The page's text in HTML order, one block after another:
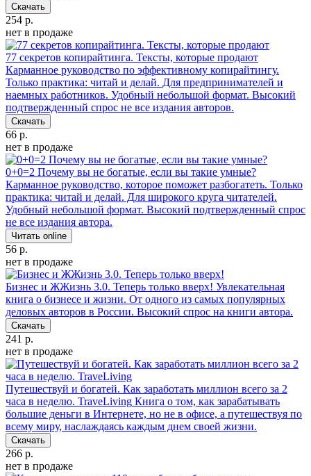
Скачать
254 р.
нет в продаже
77 секретов копирайтинга. Тексты, которые продают
Карманное руководство по эффективному копирайтингу.
Только практика: читай и делай. Для предпринимателей и
наемных работников. Удобный небольшой формат. Высокий
подтвержденный спрос не все издания авторов.
Скачать
66 р.
нет в продаже
0+0=2 Почему вы не богатые, если вы такие умные?
Карманное руководство, которое поможет разбогатеть. Только
практика: читай и делай. Для широкого круга читателей.
Удобный небольшой формат. Высокий подтвержденный спрос
не все издания автора.
Читать online
56 р.
нет в продаже
Бизнес и ЖЖизнь 3.0. Теперь только вверх! Увлекательная
книга о бизнесе и жизни. От одного из самых популярных
деловых авторов в России. Высокий спрос на книги автора.
Скачать
241 р.
нет в продаже
Путешествуй и богатей. Как заработать миллион всего за 2
часа в неделю. TraveLiving Книга о том, как зарабатывать
большие деньги в Интернете, но не в офисе, а путешествуя по
всему миру, наслаждаясь каждым днем своей жизни.
Скачать
266 р.
нет в продаже